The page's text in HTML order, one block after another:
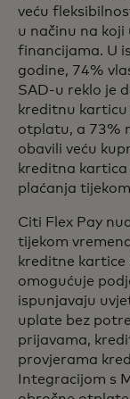
veću
u načinu na koji
financijama. U
godine, 74%
SAD-u reklo je
kreditnu karticu
otplatu, a 73%
obavili veću
kreditna
plaćanja
Citi Flex Pay
tijekom
kreditne kartice
omogućuje
ispunjavaju
uplate bez
prijavama,
provjerama
Integracijom s